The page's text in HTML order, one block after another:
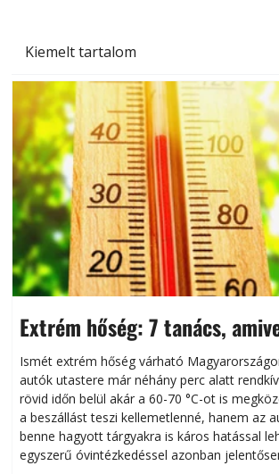
Kiemelt tartalom
Extrém hőség: 7 tanács,
megóvhatjuk autónkat a
Ismét extrém hőség várható
autók utastere már néhány perc alatt
rövid időn belül akár a 60-70 °C-ot is
a beszállást teszi kellemetlenné, hanem az
benne hagyott tárgyakra is káros hatással
egyszerű óvintézkedéssel azonban